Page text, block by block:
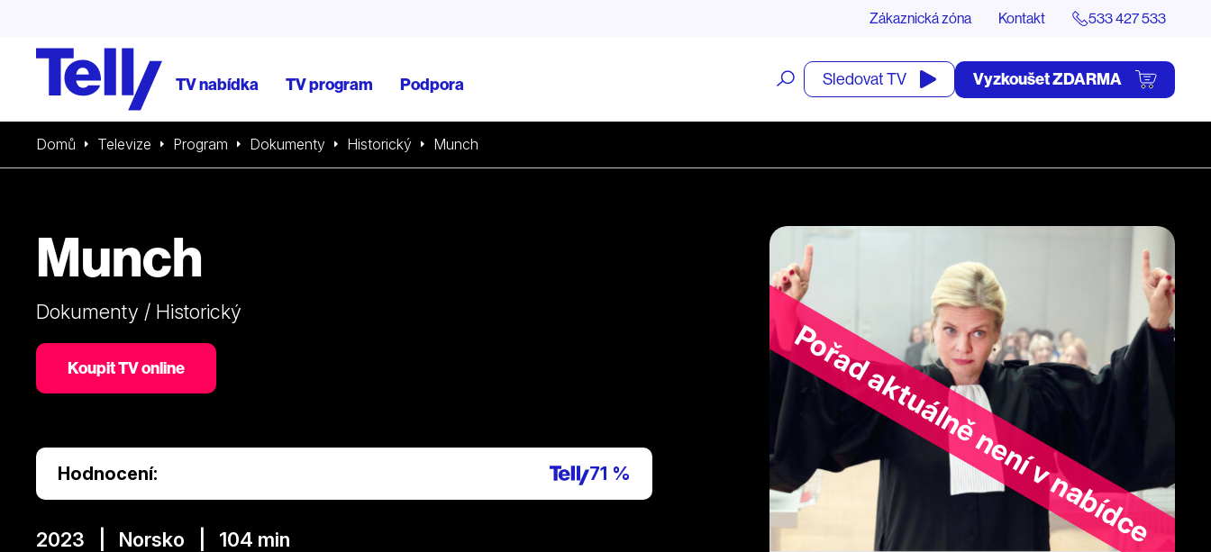
Zákaznická zóna Kontakt 533 427 533
TV nabídka TV program Podpora
Otevřít
vyhledávání
Sledovat TV Vyzkoušet ZDARMA
Domů Televize Program Dokumenty Historický Munch
Pořad aktuálně není v nabídce
Munch
Dokumenty / Historický
Koupit TV online
Hodnocení: 71 %
2023 | Norsko | 104 min